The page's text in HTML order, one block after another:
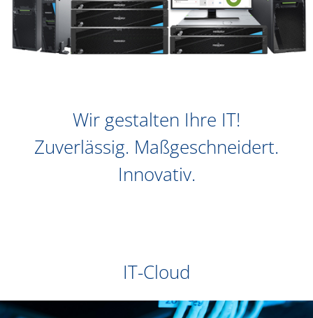
Wir gestalten Ihre IT!
Zuverlässig. Maßgeschneidert.
Innovativ.
IT-Cloud